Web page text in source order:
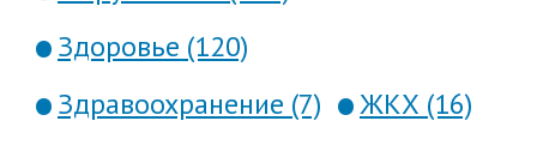
Здоровье (120)
Здравоохранение (7)
ЖКХ (16)